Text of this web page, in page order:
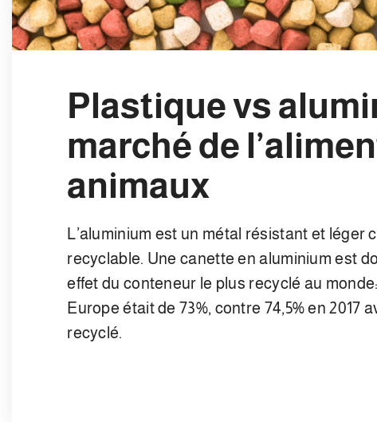
Plastique vs
marché de
animaux
L’aluminium est un métal résistant et
recyclable. Une canette en aluminium est
effet du conteneur le plus recyclé au
Europe était de 73%, contre 74,5% en 2017
recyclé.